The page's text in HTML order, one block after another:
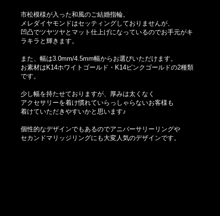
市松模様が入った和風のご結婚指輪。
メレダイヤモンドはセッティングしておりませんが、
凹凸でツヤツヤとマット仕上げになっているのでお手元がキ
ラキラと輝きます。
また、幅は3.0mm/4.5mm幅からお選びいただけます。
お素材はK14ホワイトゴールド・K14ピンクゴールドの2種類
です。
少し幅を持たせておりますが、厚みは太くなく
アクセサリーを着け慣れていらっしゃらないお客様も
着けていただきやすいかと思います♪
個性的なデザインでもあるのでアニバーサリーリングや
セカンドマリッジリングにも大変人気のデザインです。